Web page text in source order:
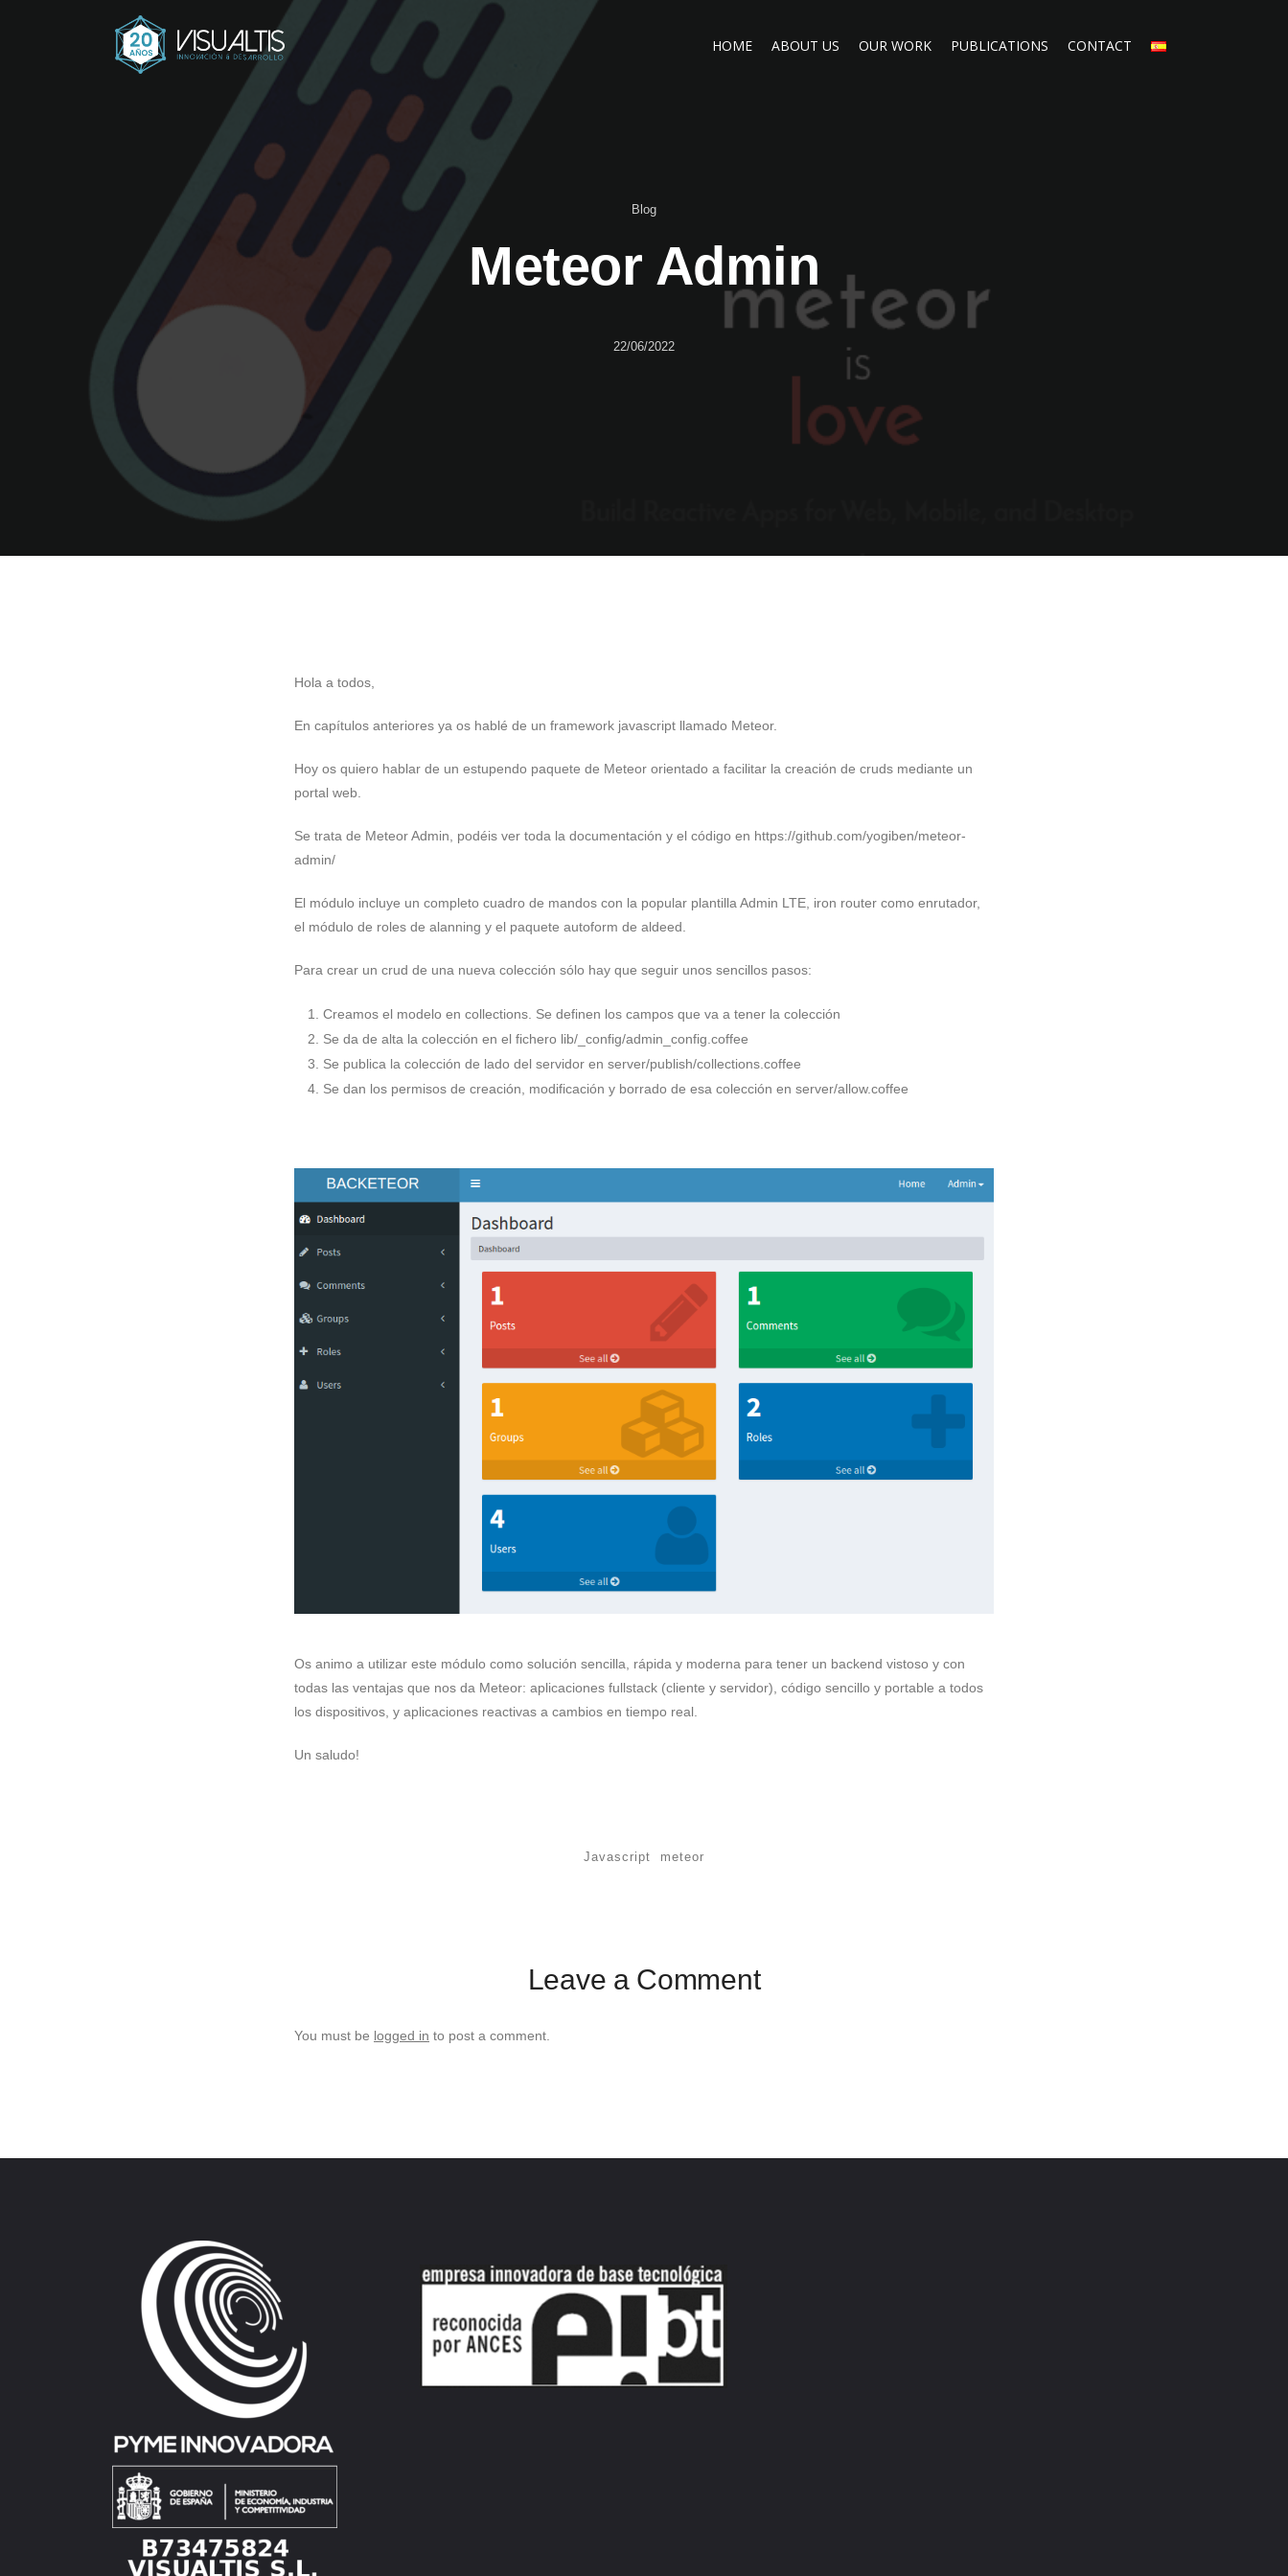
HOME ABOUT US OUR WORK PUBLICATIONS CONTACT
Blog
Meteor Admin
22/06/2022
Hola a todos,
En capítulos anteriores ya os hablé de un framework javascript llamado Meteor.
Hoy os quiero hablar de un estupendo paquete de Meteor orientado a facilitar la creación de cruds mediante un
portal web.
Se trata de Meteor Admin, podéis ver toda la documentación y el código en https://github.com/yogiben/meteor-
admin/
El módulo incluye un completo cuadro de mandos con la popular plantilla Admin LTE, iron router como enrutador,
el módulo de roles de alanning y el paquete autoform de aldeed.
Para crear un crud de una nueva colección sólo hay que seguir unos sencillos pasos:
Creamos el modelo en collections. Se definen los campos que va a tener la colección
Se da de alta la colección en el fichero lib/_config/admin_config.coffee
Se publica la colección de lado del servidor en server/publish/collections.coffee
Se dan los permisos de creación, modificación y borrado de esa colección en server/allow.coffee
Os animo a utilizar este módulo como solución sencilla, rápida y moderna para tener un backend vistoso y con
todas las ventajas que nos da Meteor: aplicaciones fullstack (cliente y servidor), código sencillo y portable a todos
los dispositivos, y aplicaciones reactivas a cambios en tiempo real.
Un saludo!
Javascript Meteor
Leave a Comment
You must be logged in to post a comment.